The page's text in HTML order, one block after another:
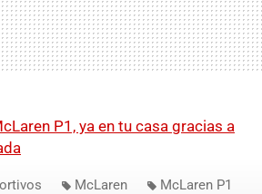
P1, ya en tu casa gracias a
McLaren McLaren P1